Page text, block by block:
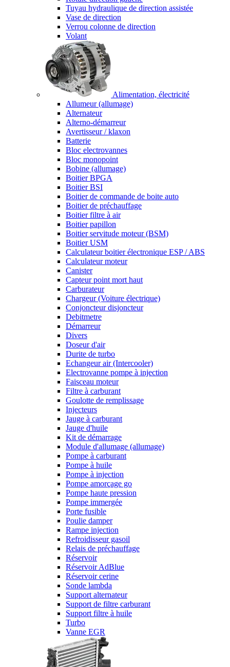
Tuyau hydraulique de direction assistée
Vase de direction
Verrou colonne de direction
Volant
Alimentation, électricité
Allumeur (allumage)
Alternateur
Alterno-démarreur
Avertisseur / klaxon
Batterie
Bloc electrovannes
Bloc monopoint
Bobine (allumage)
Boitier BPGA
Boitier BSI
Boitier de commande de boite auto
Boitier de préchauffage
Boitier filtre à air
Boitier papillon
Boitier servitude moteur (BSM)
Boitier USM
Calculateur boitier électronique ESP / ABS
Calculateur moteur
Canister
Capteur point mort haut
Carburateur
Chargeur (Voiture électrique)
Conjoncteur disjoncteur
Debitmetre
Démarreur
Divers
Doseur d'air
Durite de turbo
Echangeur air (Intercooler)
Electrovanne pompe à injection
Faisceau moteur
Filtre à carburant
Goulotte de remplissage
Injecteurs
Jauge à carburant
Jauge d'huile
Kit de démarrage
Module d'allumage (allumage)
Pompe à carburant
Pompe à huile
Pompe à injection
Pompe amorçage go
Pompe haute pression
Pompe immergée
Porte fusible
Poulie damper
Rampe injection
Refroidisseur gasoil
Relais de préchauffage
Réservoir
Réservoir AdBlue
Réservoir cerine
Sonde lambda
Support alternateur
Support de filtre carburant
Support filtre à huile
Turbo
Vanne EGR